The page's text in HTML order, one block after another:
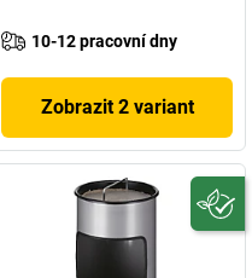
10-12 pracovní dny
Zobrazit 2 variant